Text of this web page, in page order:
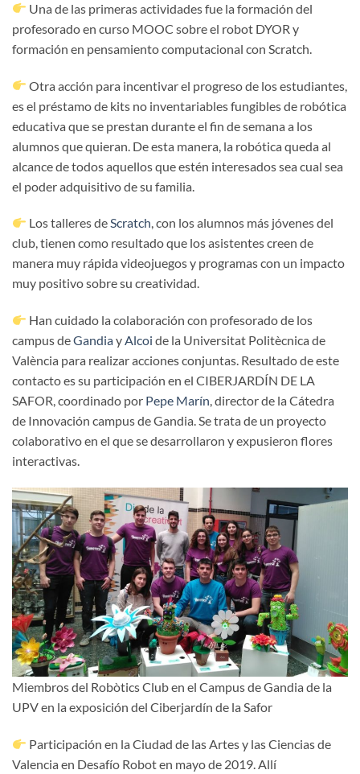
Una de las primeras actividades fue la formación del
profesorado en curso MOOC sobre el robot DYOR y
formación en pensamiento computacional con Scratch.
Otra acción para incentivar el progreso de los estudiantes,
es el préstamo de kits no inventariables fungibles de robótica
educativa que se prestan durante el fin de semana a los
alumnos que quieran. De esta manera, la robótica queda al
alcance de todos aquellos que estén interesados sea cual sea
el poder adquisitivo de su familia.
Los talleres deScratch, con los alumnos más jóvenes del
club, tienen como resultado que los asistentes creen de
manera muy rápida videojuegos y programas con un impacto
muy positivo sobre su creatividad.
Han cuidado la colaboración con profesorado de los
campus deGandiayAlcoi de la Universitat Politècnica de
València para realizar acciones conjuntas. Resultado de este
contacto es su participación en el CIBERJARDÍN DE LA
SAFOR, coordinado por Pepe Marín, director de la Cátedra
de Innovación campus de Gandia. Se trata de un proyecto
colaborativo en el que se desarrollaron y expusieron flores
interactivas.
Miembros del Robòtics Club en el Campus de Gandia de la
UPV en la exposición del Ciberjardín de la Safor
Participación en la Ciudad de las Artes y las Ciencias de
Valencia en Desafío Robot en mayo de 2019. Allí